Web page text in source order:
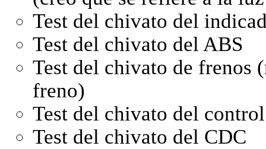
Test del chivato del
Test del chivato del ABS
Test del chivato de frenos
freno)
Test del chivato del
Test del chivato del CDC